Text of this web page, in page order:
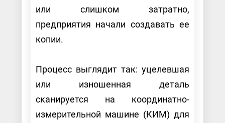
или слишком затратно,
предприятия начали создавать ее
копии.
Процесс выглядит так: уцелевшая
или изношенная деталь
сканируется на координатно-
измерительной машине (КИМ) для